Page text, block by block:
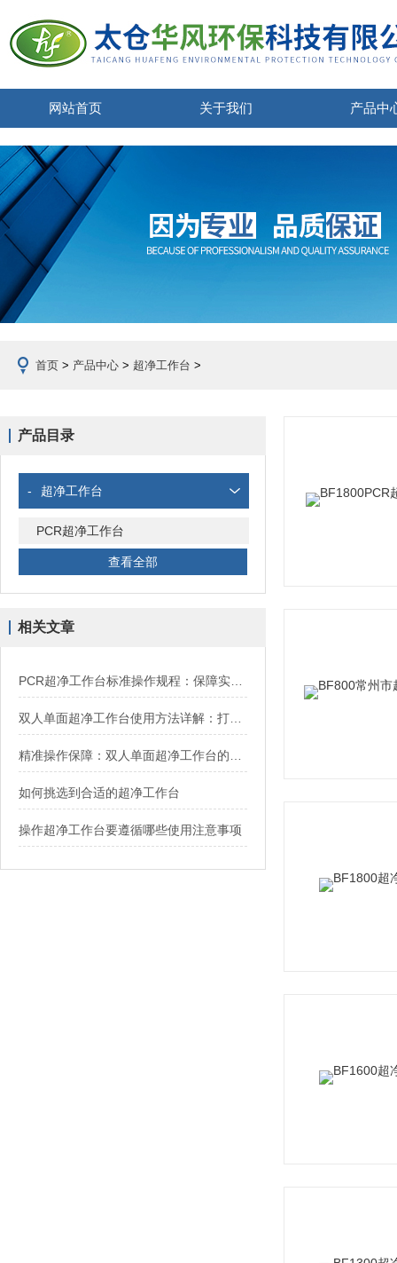
网站首页 关于我们 产品中
首页 > 产品中心 > 超净工作台 >
产品目录
- 超净工作台
PCR超净工作台
查看全部
相关文章
如何挑选到合适的超净工作台
操作超净工作台要遵循哪些使用注意事项